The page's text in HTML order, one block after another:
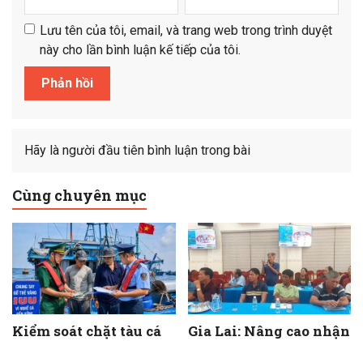
Lưu tên của tôi, email, và trang web trong trình duyệt
này cho lần bình luận kế tiếp của tôi.
Hãy là người đầu tiên bình luận trong bài
Cùng chuyên mục
Kiểm soát chặt tàu cá
Gia Lai: Nâng cao nhận